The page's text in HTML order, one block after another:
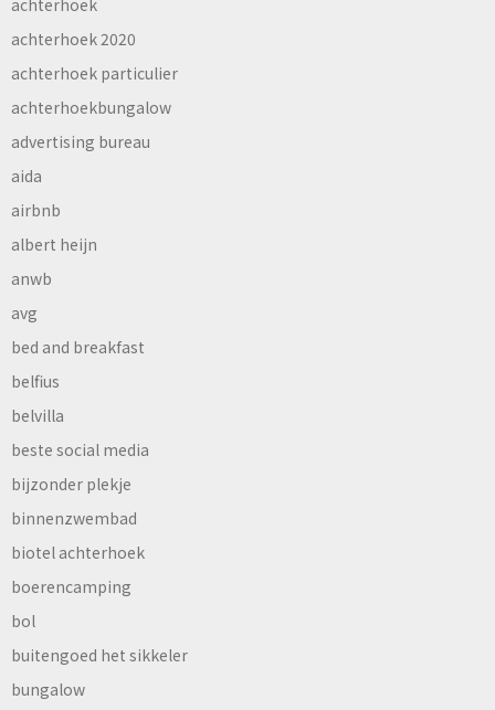
achterhoek 2020
achterhoek particulier
achterhoekbungalow
advertising bureau
aida
airbnb
albert heijn
anwb
avg
bed and breakfast
belfius
belvilla
beste social media
bijzonder plekje
binnenzwembad
biotel achterhoek
boerencamping
bol
buitengoed het sikkeler
bungalow